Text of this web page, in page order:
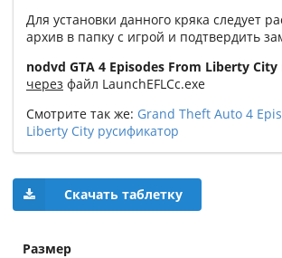
Для установки данного кряка следует
архив в папку с игрой и подтвердить
nodvd GTA 4 Episodes From Liberty City
через файл LaunchEFLCc.exe
Смотрите так же: Grand Theft Auto 4
Liberty City русификатор
Скачать таблетку
Размер